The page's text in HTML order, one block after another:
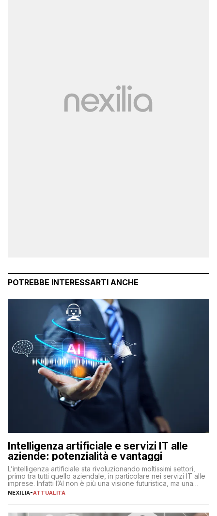
POTREBBE INTERESSARTI ANCHE
Intelligenza artificiale e servizi IT alle
aziende: potenzialità e vantaggi
L’intelligenza artificiale sta rivoluzionando moltissimi settori,
primo tra tutti quello aziendale, in particolare nei servizi IT alle
imprese. Infatti l’AI non è più una visione futuristica, ma una
realtà operativa che sta portando a un cambio significativo in
operazioni, bensì comporta […]
NEXILIA-ATTUALITÀ